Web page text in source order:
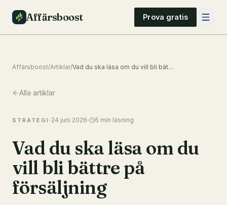
Affärsboost Prova gratis
Affärsboost/Artiklar/ Vad du ska läsa om du vill bli bättre på försäljning
Alla artiklar
STRATEGI ·24 juni 2026· 5 min läsning
Vad du ska läsa om du
vill bli bättre på
försäljning